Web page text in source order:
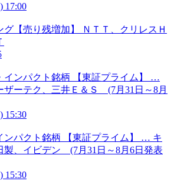
17:00
グ【売り残増加】 ＮＴＴ、クリレスＨ
インパクト銘柄 【東証プライム】 …
ザーテク、三井Ｅ＆Ｓ (7月31日～8月
15:30
ンパクト銘柄 【東証プライム】 … キ
製、イビデン (7月31日～8月6日発表
15:30